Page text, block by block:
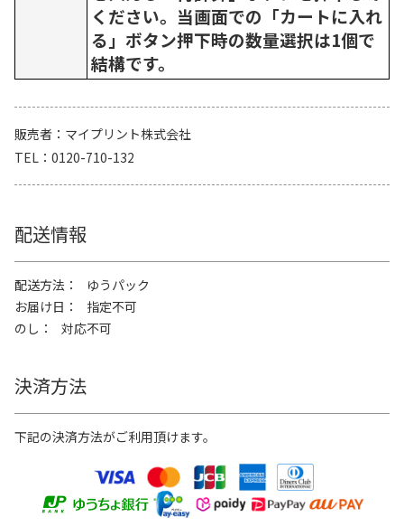
ください。当画面での「カートに入れ
る」ボタン押下時の数量選択は1個で
結構です。
販売者
マイプリント株式会社
TEL
0120-710-132
配送情報
配送方法
ゆうパック
お届け日
指定不可
のし
対応不可
決済方法
下記の決済方法がご利用頂けます。